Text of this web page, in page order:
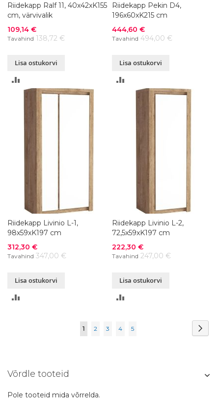
Riidekapp Ralf 11, 40x42xK155
cm, värvivalik
Soodushind
109,14 €
Tavahind 138,72 €
Lisa ostukorvi
VÕRDLUSESSE
Riidekapp Pekin D4,
196x60xK215 cm
Soodushind
444,60 €
Tavahind 494,00 €
Lisa ostukorvi
VÕRDLUSESSE
Riidekapp Livinio L-1,
98x59xK197 cm
Soodushind
312,30 €
Tavahind 347,00 €
Lisa ostukorvi
Riidekapp Livinio L-2,
72,5x59xK197 cm
Soodushind
222,30 €
Tavahind 247,00 €
Lisa ostukorvi
Page
You're
1 Page
2 Page
3 Page
4 Page
5
Võrdle tooteid
Pole tooteid mida võrrelda.